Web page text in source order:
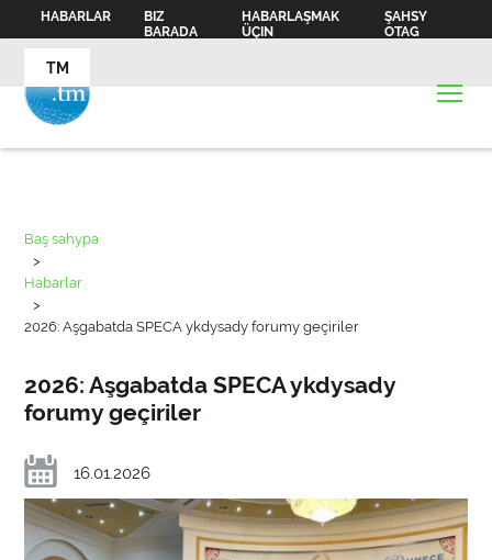
HABARLAR
BIZ
BARADA
HABARLAŞMAK
ÜÇIN
ŞAHSY
OTAG
TM
Baş sahypa
>
Habarlar
>
2026: Aşgabatda SPECA ykdysady forumy geçiriler
2026: Aşgabatda SPECA ykdysady
forumy geçiriler
16.01.2026